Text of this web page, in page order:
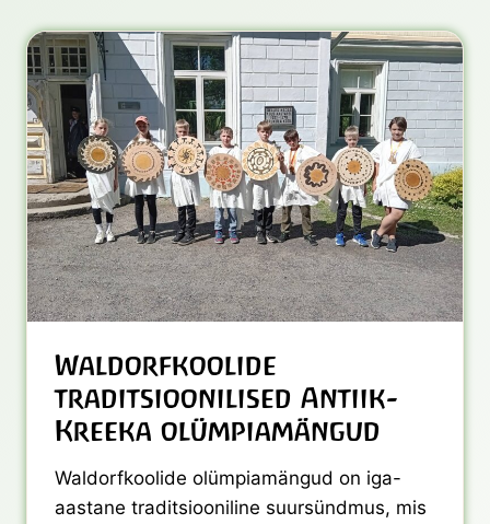
Waldorfkoolide
traditsioonilised Antiik-
Kreeka olümpiamängud
Waldorfkoolide olümpiamängud on iga-
aastane traditsiooniline suursündmus, mis